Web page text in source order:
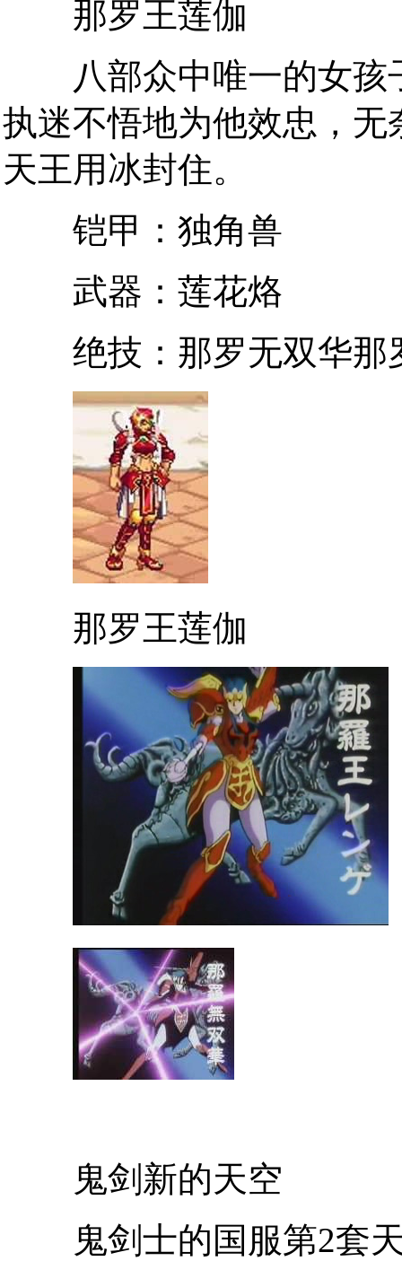
那罗王莲伽
八部众中唯一的女孩
执迷不悟地为他效忠，
天王用冰封住。
铠甲：独角兽
武器：莲花烙
绝技：那罗无双华那
那罗王莲伽
鬼剑新的天空
鬼剑士的国服第2套天